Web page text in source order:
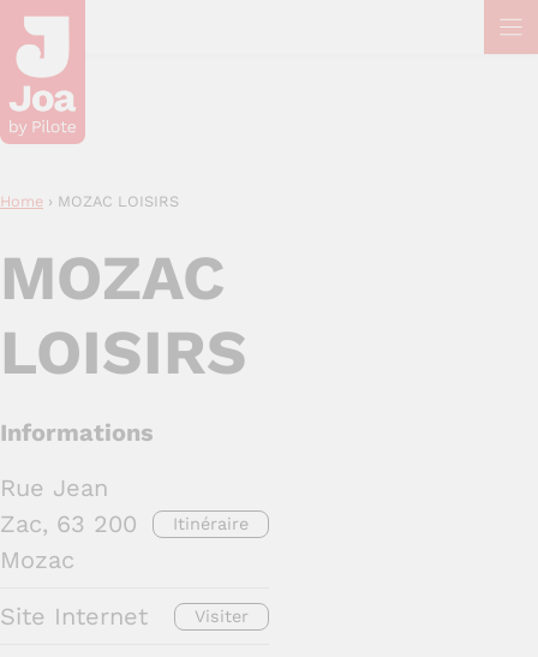
Aller
au
contenu
Home › MOZAC LOISIRS
MOZAC
LOISIRS
Informations
Rue Jean
Zac, 63 200
Mozac
Itinéraire
Site Internet Visiter